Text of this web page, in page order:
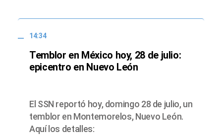
14:34
Temblor en México hoy, 28 de julio:
epicentro en Nuevo León
El SSN reportó hoy, domingo 28 de julio, un
temblor en Montemorelos, Nuevo León.
Aquí los detalles: